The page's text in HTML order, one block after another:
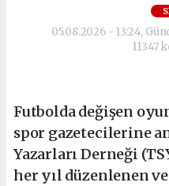
05.08.2026 - 13:24,
11347
Futbolda değişen
spor gazetecilerine
Yazarları Derneği
her yıl düzenlenen